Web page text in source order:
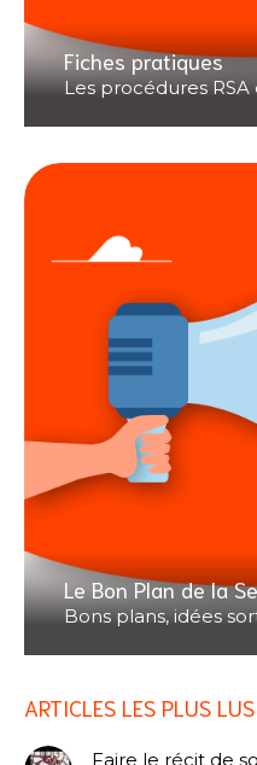
Fiches pratiques
Les procédures
Le Bon Plan de la
Bons plans, idées
ARTICLES LES PLUS LUS
Faire le récit de